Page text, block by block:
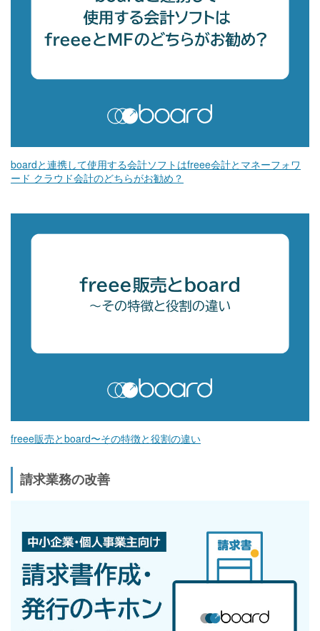
boardと連携して使用する会計ソフトはfreee会計とマネーフォワ
ード クラウド会計のどちらがお勧め？
freee販売とboard〜その特徴と役割の違い
請求業務の改善